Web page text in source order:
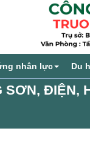
nhân lực Du
SƠN, ĐIỆN,